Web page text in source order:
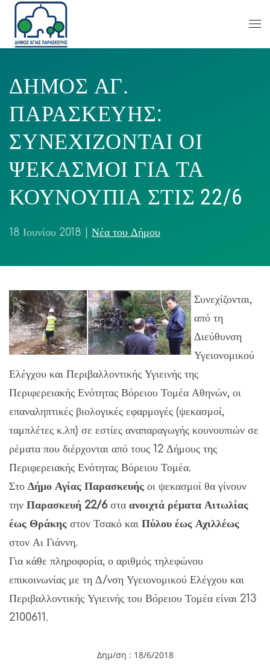
ΔΗΜΟΣ ΑΓ.
ΠΑΡΑΣΚΕΥΗΣ:
ΣΥΝΕΧΙΖΟΝΤΑΙ ΟΙ
ΨΕΚΑΣΜΟΙ ΓΙΑ ΤΑ
ΚΟΥΝΟΥΠΙΑ ΣΤΙΣ 22/6
18 Ιουνίου 2018 Νέα του Δήμου
Συνεχίζονται,
από τη
Διεύθυνση
Υγειονομικού
Ελέγχου και Περιβαλλοντικής Υγιεινής της
Περιφερειακής Ενότητας Βόρειου Τομέα Αθηνών, οι
επαναληπτικές βιολογικές εφαρμογές (ψεκασμοί,
ταμπλέτες κ.λπ) σε εστίες αναπαραγωγής κουνουπιών σε
ρέματα που διέρχονται από τους 12 Δήμους της
Περιφερειακής Ενότητας Βόρειου Τομέα.
Στο Δήμο Αγίας Παρασκευής οι ψεκασμοί θα γίνουν
την Παρασκευή 22/6στα ανοιχτά ρέματα Αιτωλίας
έως Θράκης στον Τσακό και Πύλου έως Αχιλλέως
στον Αι Γιάννη.
Για κάθε πληροφορία, ο αριθμός τηλεφώνου
επικοινωνίας με τη Δ/νση Υγειονομικού Ελέγχου και
Περιβαλλοντικής Υγιεινής του Βόρειου Τομέα είναι 213
2100611.
Δημ/ση : 18/6/2018